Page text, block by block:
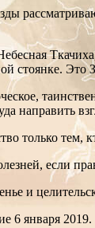
стоянке.
направить
только тем,
если
и
6 января 2019.